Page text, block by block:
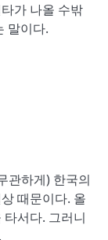
가 나올 수밖
말이다.
관하게) 한국의
때문이다. 올
서다. 그러니